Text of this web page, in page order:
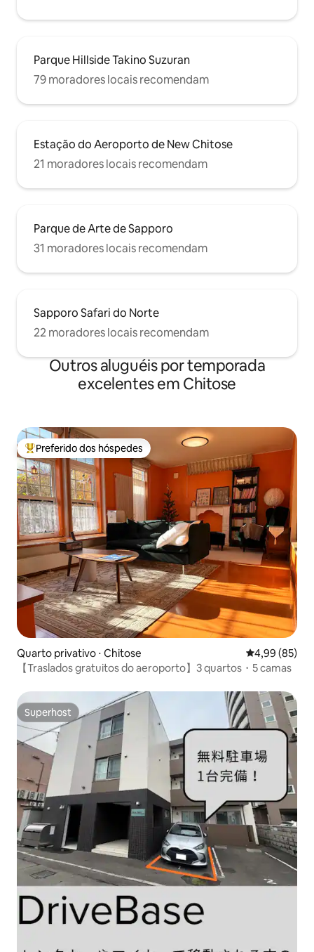
Parque Hillside Takino Suzuran
79 moradores locais recomendam
Estação do Aeroporto de New Chitose
21 moradores locais recomendam
Parque de Arte de Sapporo
31 moradores locais recomendam
Sapporo Safari do Norte
22 moradores locais recomendam
Outros aluguéis por temporada
excelentes em Chitose
Entre os melhores preferidos dos hóspedes
Preferido dos hóspedes
Quarto privativo ⋅ Chitose 4,99 de uma
4,99 (85)
【Traslados gratuitos do aeroporto】3 quartos・5 camas
Superhost
Superhost